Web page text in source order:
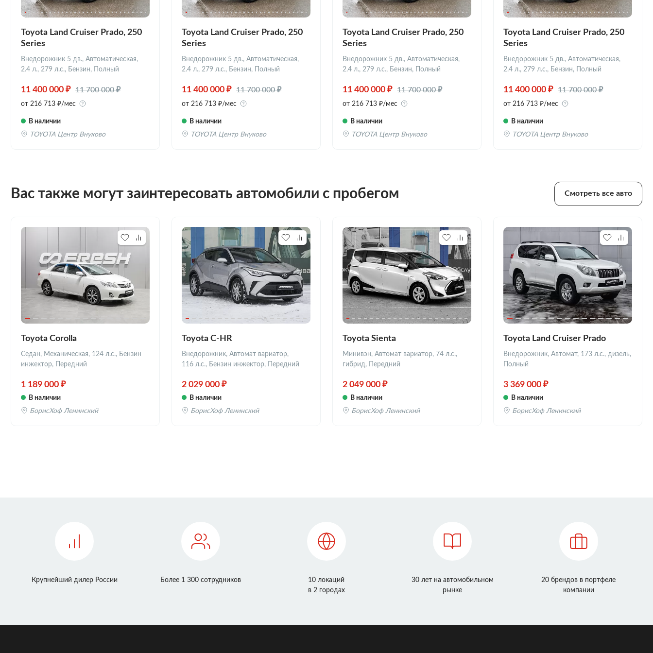
Toyota Land Cruiser Prado, 250
Series
Внедорожник 5 дв., Автоматическая,
2.4 л., 279 л.с., Бензин, Полный
11 400 000 ₽ 11 700 000 ₽
от 216 713 ₽/мес
В наличии
TOYOTA Центр Внуково
Toyota Land Cruiser Prado, 250
Series
Внедорожник 5 дв., Автоматическая,
2.4 л., 279 л.с., Бензин, Полный
11 400 000 ₽ 11 700 000 ₽
от 216 713 ₽/мес
В наличии
TOYOTA Центр Внуково
Toyota Land Cruiser Prado, 250
Series
Внедорожник 5 дв., Автоматическая,
2.4 л., 279 л.с., Бензин, Полный
11 400 000 ₽ 11 700 000 ₽
от 216 713 ₽/мес
В наличии
TOYOTA Центр Внуково
Toyota Land Cruiser Prado, 250
Series
Внедорожник 5 дв., Автоматическая,
2.4 л., 279 л.с., Бензин, Полный
11 400 000 ₽ 11 700 000 ₽
от 216 713 ₽/мес
В наличии
TOYOTA Центр Внуково
Вас также могут заинтересовать автомобили с пробегом Смотреть все авто
Toyota Corolla
Седан, Механическая, 124 л.с., Бензин
инжектор, Передний
1 189 000 ₽
В наличии
БорисХоф Ленинский
Toyota C-HR
Внедорожник, Автомат вариатор,
116 л.с., Бензин инжектор, Передний
2 029 000 ₽
В наличии
БорисХоф Ленинский
Toyota Sienta
Минивэн, Автомат вариатор, 74 л.с.,
гибрид, Передний
2 049 000 ₽
В наличии
БорисХоф Ленинский
Toyota Land Cruiser Prado
Внедорожник, Автомат, 173 л.с., дизель,
Полный
3 369 000 ₽
В наличии
БорисХоф Ленинский
Крупнейший дилер России Более 1 300 сотрудников
10 локаций
в 2 городах
30 лет на автомобильном
рынке
20 брендов в портфеле
компании